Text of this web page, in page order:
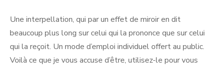
Une interpellation, qui par un effet de miroir en dit
beaucoup plus long sur celui qui la prononce que sur celui
qui la reçoit. Un mode d’emploi individuel offert au public.
Voilà ce que je vous accuse d’être, utilisez-le pour vous